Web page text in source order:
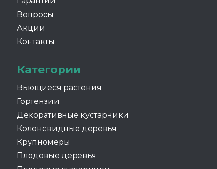
Вопросы
Акции
Контакты
Категории
Вьющиеся растения
Гортензии
Декоративные кустарники
Колоновидные деревья
Крупномеры
Плодовые деревья